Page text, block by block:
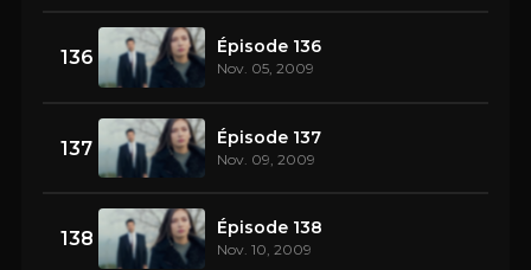
136 Épisode 136
Nov. 05, 2009
137 Épisode 137
Nov. 09, 2009
138 Épisode 138
Nov. 10, 2009